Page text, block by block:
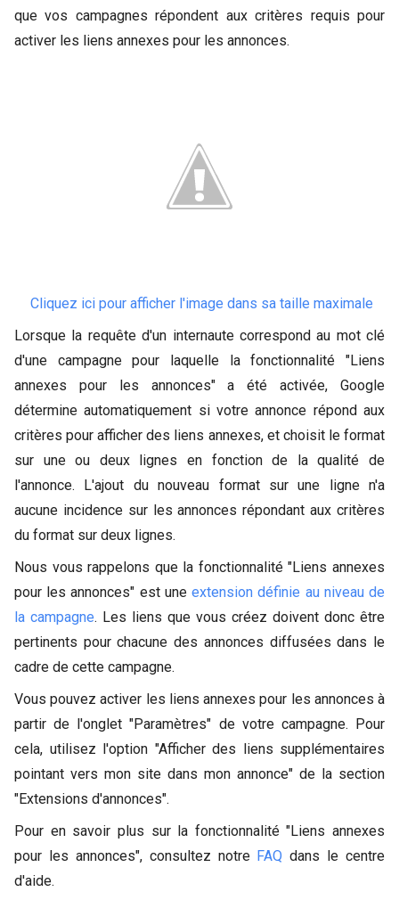
que vos campagnes répondent aux critères requis pour
activer les liens annexes pour les annonces.
Cliquez ici pour afficher l'image dans sa taille maximale
Lorsque la requête d'un internaute correspond au mot clé
d'une campagne pour laquelle la fonctionnalité "Liens
annexes pour les annonces" a été activée, Google
détermine automatiquement si votre annonce répond aux
critères pour afficher des liens annexes, et choisit le format
sur une ou deux lignes en fonction de la qualité de
l'annonce. L'ajout du nouveau format sur une ligne n'a
aucune incidence sur les annonces répondant aux critères
du format sur deux lignes.
Nous vous rappelons que la fonctionnalité "Liens annexes
pour les annonces" est uneextension définie au niveau de
la campagne. Les liens que vous créez doivent donc être
pertinents pour chacune des annonces diffusées dans le
cadre de cette campagne.
Vous pouvez activer les liens annexes pour les annonces à
partir de l'onglet "Paramètres" de votre campagne. Pour
cela, utilisez l'option "Afficher des liens supplémentaires
pointant vers mon site dans mon annonce" de la section
"Extensions d'annonces".
Pour en savoir plus sur la fonctionnalité "Liens annexes
pour les annonces", consultez notre FAQ dans le centre
d'aide.